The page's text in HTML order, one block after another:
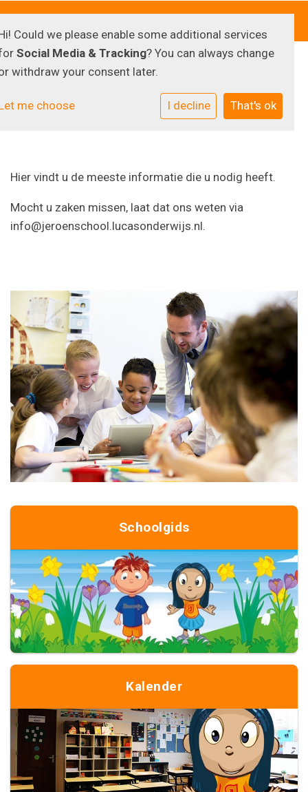
Praktische Informatie
Hier vindt u de meeste informatie die u nodig heeft.
Mocht u zaken missen, laat dat ons weten via
info@jeroenschool.lucasonderwijs.nl.
Schoolgids
Kalender
Could we please enable some additional services
Social Media & Tracking? You can always change
withdraw your consent later.
me choose I decline That's ok